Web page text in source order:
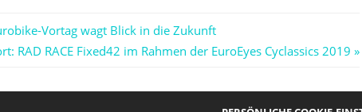
Vortag wagt Blick in die Zukunft
RAD RACE Fixed42 im Rahmen der EuroEyes Cyclassics 2019